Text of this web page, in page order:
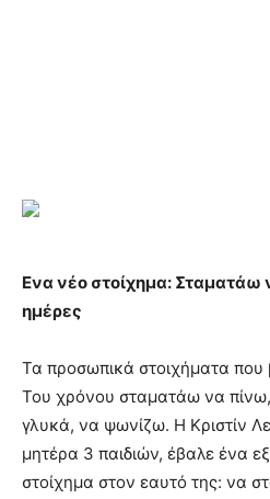
Ενα νέο στοίχημα: Σταματάω
ημέρες
Τα προσωπικά στοιχήματα που
Του χρόνου σταματάω να
γλυκά, να ψωνίζω. Η Κριστίν
μητέρα 3 παιδιών, έβαλε ένα
στοίχημα στον εαυτό της: να